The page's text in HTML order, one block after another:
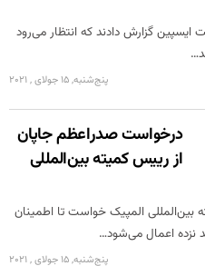
ایسپین گزارش دادند که انتظار می‌رود
پنج‌شنبه, 15 جولای , 2021
درخواست صدراعظم جاپان
از رییس کمیته بین‌المللی
بین‌المللی المپیک خواست تا اطمینان
نزده اعمال می‌شود…
پنج‌شنبه, 15 جولای , 2021